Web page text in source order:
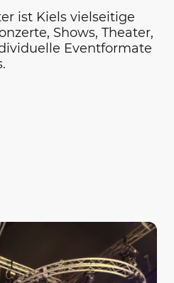
ist Kiels vielseitige
Shows, Theater,
Eventformate